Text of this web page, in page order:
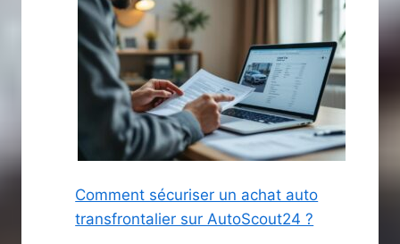
Comment sécuriser un achat auto
transfrontalier sur AutoScout24 ?